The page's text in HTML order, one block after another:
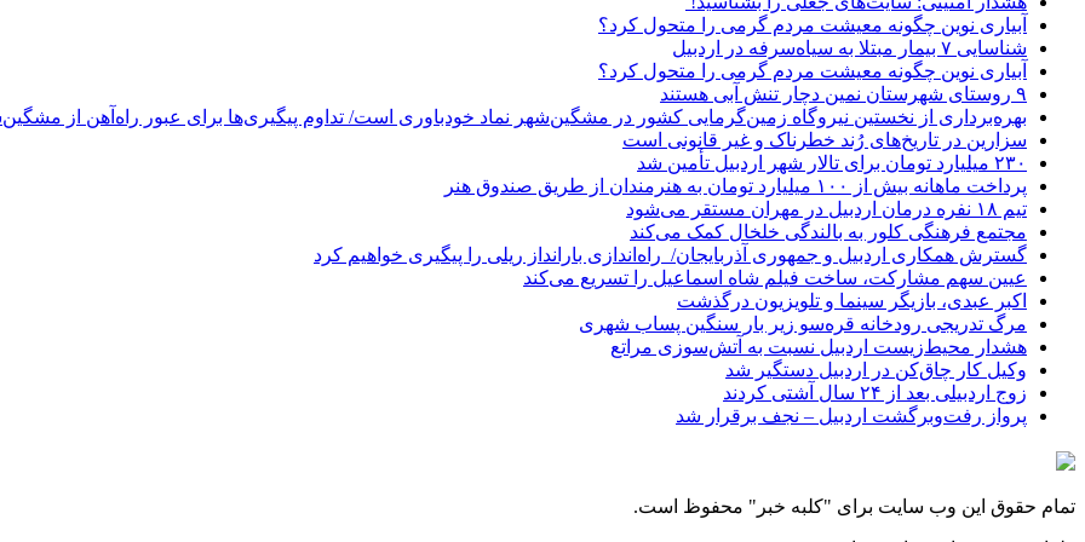
آبیاری نوین چگونه معیشت مردم گرمی را متحول کرد؟
شناسایی ۷ بیمار مبتلا به سیاه‌سرفه در اردبیل
آبیاری نوین چگونه معیشت مردم گرمی را متحول کرد؟
۹ روستای شهرستان نمین دچار تنش آبی هستند
بهره‌برداری از نخستین نیروگاه زمین‌گرمایی کشور در مشگین‌شهر نماد خودباوری است/ تداوم پیگیری‌ها برای عبور راه‌آهن از
سزارین در تاریخ‌های رُند خطرناک و غیر قانونی است
۲۳۰ میلیارد تومان برای تالار شهر اردبیل تأمین شد
پرداخت ماهانه بیش از ۱۰۰ میلیارد تومان به هنرمندان از طریق صندوق هنر
تیم ۱۸ نفره درمان اردبیل در مهران مستقر می‌شود
مجتمع فرهنگی کلور به بالندگی خلخال کمک می‌کند
گسترش همکاری اردبیل و جمهوری آذربایجان/ راه‌اندازی بارانداز ریلی را پیگیری خواهیم کرد
عیین سهم مشارکت، ساخت فیلم شاه‌ اسماعیل را تسریع می‌کند
اکبر عبدی، بازیگر سینما و تلویزیون درگذشت
مرگ تدریجی رودخانه قره‌سو زیر بار سنگین پساب شهری
هشدار محیط‌زیست اردبیل نسبت به آتش‌سوزی مراتع
وکیل کار چاق‌کن در اردبیل دستگیر شد
زوج اردبیلی بعد از ۲۴ سال آشتی کردند
پرواز رفت‌وبرگشت اردبیل – نجف برقرار شد
تمام حقوق این وب سایت برای "کلبه خبر" محفوظ است.